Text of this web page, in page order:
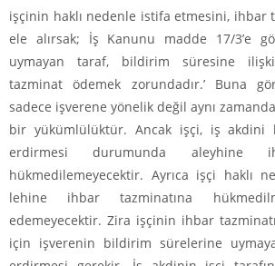
işçinin haklı nedenle istifa etmesini, ihbar
ele alırsak; İş Kanunu madde 17/3’e
uymayan taraf, bildirim süresine
tazminat ödemek zorundadır.’ Buna
sadece işverene yönelik değil aynı
bir yükümlülüktür. Ancak işçi, iş akdini
erdirmesi durumunda aleyhine
hükmedilemeyecektir. Ayrıca işçi haklı
lehine ihbar tazminatına
edemeyecektir. Zira işçinin ihbar
için işverenin bildirim sürelerine